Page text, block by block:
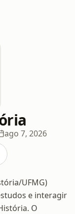
ago 7, 2026
UFMG)
e interagir
O